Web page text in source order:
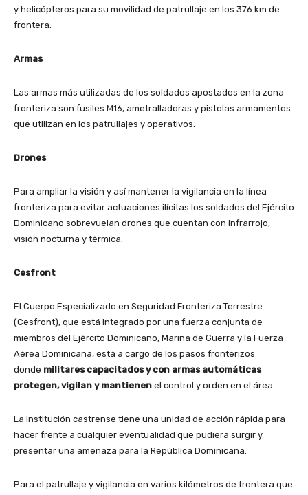
y helicópteros para su movilidad de patrullaje en los 376 km de
frontera.
Armas
Las armas más utilizadas de los soldados apostados en la zona
fronteriza son fusiles M16, ametralladoras y pistolas armamentos
que utilizan en los patrullajes y operativos.
Drones
Para ampliar la visión y así mantener la vigilancia en la línea
fronteriza para evitar actuaciones ilícitas los soldados del Ejército
Dominicano sobrevuelan drones que cuentan con infrarrojo,
visión nocturna y térmica.
Cesfront
El Cuerpo Especializado en Seguridad Fronteriza Terrestre
(Cesfront), que está integrado por una fuerza conjunta de
miembros del Ejército Dominicano, Marina de Guerra y la Fuerza
Aérea Dominicana, está a cargo de los pasos fronterizos
donde militares capacitados y con armas automáticas
protegen, vigilan y mantienen el control y orden en el área.
La institución castrense tiene una unidad de acción rápida para
hacer frente a cualquier eventualidad que pudiera surgir y
presentar una amenaza para la República Dominicana.
Para el patrullaje y vigilancia en varios kilómetros de frontera que